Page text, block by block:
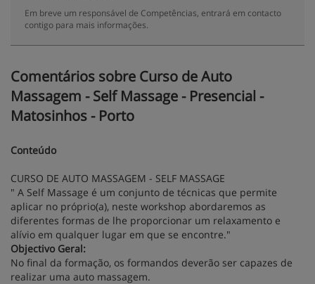
Em breve um responsável de Competências, entrará em contacto
contigo para mais informações.
Comentários sobre Curso de Auto
Massagem - Self Massage - Presencial -
Matosinhos - Porto
Conteúdo
CURSO DE AUTO MASSAGEM - SELF MASSAGE
" A Self Massage é um conjunto de técnicas que permite
aplicar no próprio(a), neste workshop abordaremos as
diferentes formas de lhe proporcionar um relaxamento e
alívio em qualquer lugar em que se encontre."
Objectivo Geral:
No final da formação, os formandos deverão ser capazes de
realizar uma auto massagem.